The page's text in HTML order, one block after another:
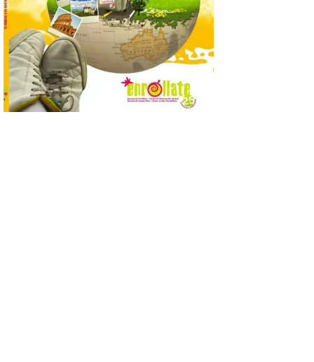
de seguridad para
garantizar el desarrollo
del eclipse solar total del
próximo 12 de agosto
9 Ago 2026
El operativo de la Guardia
Civil en la provincia de